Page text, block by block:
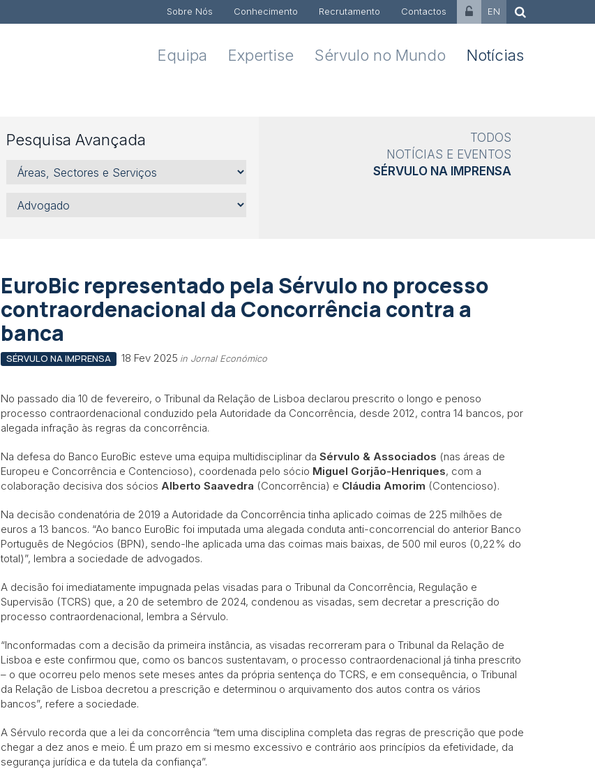
Sobre Nós Conhecimento Recrutamento Contactos EN
Equipa Expertise Sérvulo no Mundo Notícias
Pesquisa Avançada
Áreas,
Sectores
Serviços
Advogado
TODOS
NOTÍCIAS E EVENTOS
SÉRVULO NA IMPRENSA
EuroBic representado pela Sérvulo no processo
contraordenacional da Concorrência contra a
banca
SÉRVULO NA IMPRENSA 18 Fev 2025 in Jornal Económico
No passado dia 10 de fevereiro, o Tribunal da Relação de Lisboa declarou prescrito o longo e penoso
processo contraordenacional conduzido pela Autoridade da Concorrência, desde 2012, contra 14 bancos, por
alegada infração às regras da concorrência.
Na defesa do Banco EuroBic esteve uma equipa multidisciplinar da Sérvulo & Associados (nas áreas de
Europeu e Concorrência e Contencioso), coordenada pelo sócio Miguel Gorjão-Henriques, com a
colaboração decisiva dos sócios Alberto Saavedra (Concorrência) e Cláudia Amorim (Contencioso).
Na decisão condenatória de 2019 a Autoridade da Concorrência tinha aplicado coimas de 225 milhões de
euros a 13 bancos. “Ao banco EuroBic foi imputada uma alegada conduta anti-concorrencial do anterior Banco
Português de Negócios (BPN), sendo-lhe aplicada uma das coimas mais baixas, de 500 mil euros (0,22% do
total)”, lembra a sociedade de advogados.
A decisão foi imediatamente impugnada pelas visadas para o Tribunal da Concorrência, Regulação e
Supervisão (TCRS) que, a 20 de setembro de 2024, condenou as visadas, sem decretar a prescrição do
processo contraordenacional, lembra a Sérvulo.
“Inconformadas com a decisão da primeira instância, as visadas recorreram para o Tribunal da Relação de
Lisboa e este confirmou que, como os bancos sustentavam, o processo contraordenacional já tinha prescrito
– o que ocorreu pelo menos sete meses antes da própria sentença do TCRS, e em consequência, o Tribunal
da Relação de Lisboa decretou a prescrição e determinou o arquivamento dos autos contra os vários
bancos”, refere a sociedade.
A Sérvulo recorda que a lei da concorrência “tem uma disciplina completa das regras de prescrição que pode
chegar a dez anos e meio. É um prazo em si mesmo excessivo e contrário aos princípios da efetividade, da
segurança jurídica e da tutela da confiança”.